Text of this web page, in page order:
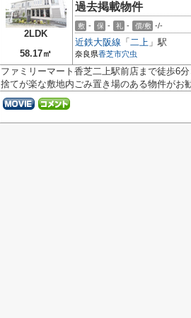
2LDK
58.17㎡
過去掲載物件
敷 - 保 - 礼 - 償/敷 -/-
近鉄大阪線 「 二上 」駅
奈良県香芝市穴虫
ファミリーマート香芝二上駅前店まで徒歩6
捨てが楽な敷地内ごみ置き場のある物件がお